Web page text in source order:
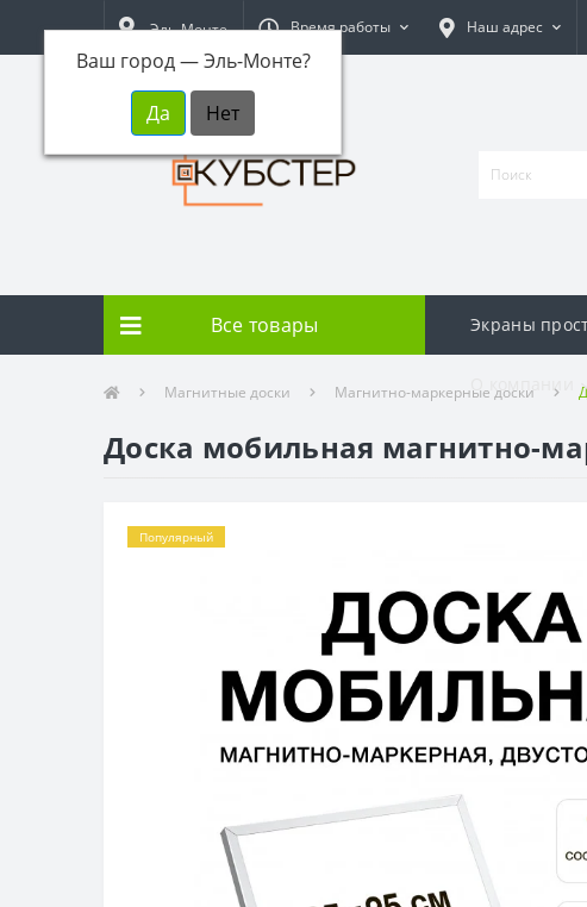
Эль-Монте
Ваш город —Эль-Монте?
Время работы Наш адрес
Все товары Экраны
О компании
Магнитные доски Магнитно-маркерные доски
Доска мобильная магнитно-
Популярный